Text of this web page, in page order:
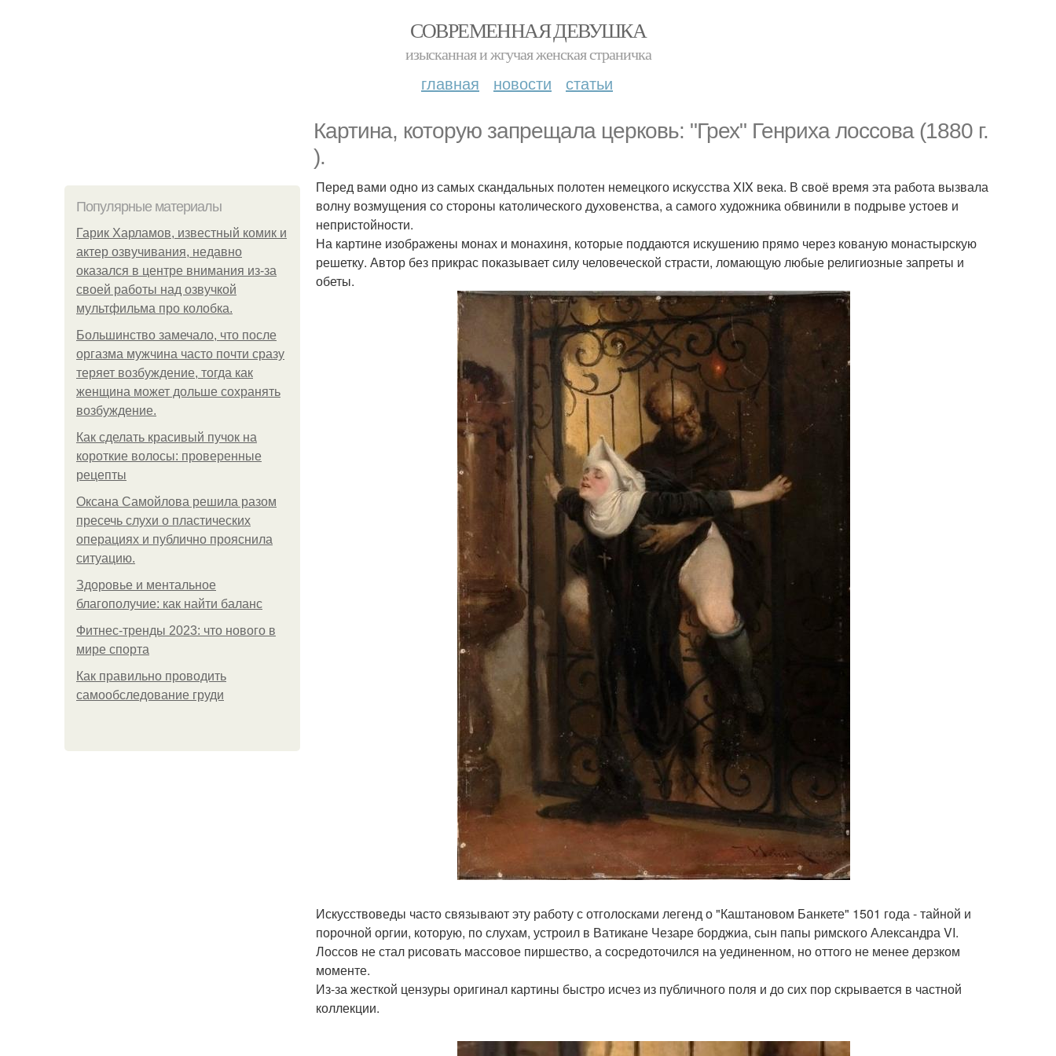
СОВРЕМЕННАЯ ДЕВУШКА
изысканная и жгучая женская страничка
главная новости статьи
Картина, которую запрещала церковь: "Грех" Генриха лоссова (1880 г.
).
Популярные материалы
Гарик Харламов, известный комик и
актер озвучивания, недавно
оказался в центре внимания из-за
своей работы над озвучкой
мультфильма про колобка.
Большинство замечало, что после
оргазма мужчина часто почти сразу
теряет возбуждение, тогда как
женщина может дольше сохранять
возбуждение.
Как сделать красивый пучок на
короткие волосы: проверенные
рецепты
Оксана Самойлова решила разом
пресечь слухи о пластических
операциях и публично прояснила
ситуацию.
Здоровье и ментальное
благополучие: как найти баланс
Фитнес-тренды 2023: что нового в
мире спорта
Как правильно проводить
самообследование груди
Перед вами одно из самых скандальных полотен немецкого искусства XIX века. В своё время эта работа вызвала
волну возмущения со стороны католического духовенства, а самого художника обвинили в подрыве устоев и
непристойности.
На картине изображены монах и монахиня, которые поддаются искушению прямо через кованую монастырскую
решетку. Автор без прикрас показывает силу человеческой страсти, ломающую любые религиозные запреты и
обеты.
Искусствоведы часто связывают эту работу с отголосками легенд о "Каштановом Банкете" 1501 года - тайной и
порочной оргии, которую, по слухам, устроил в Ватикане Чезаре борджиа, сын папы римского Александра VI.
Лоссов не стал рисовать массовое пиршество, а сосредоточился на уединенном, но оттого не менее дерзком
моменте.
Из-за жесткой цензуры оригинал картины быстро исчез из публичного поля и до сих пор скрывается в частной
коллекции.